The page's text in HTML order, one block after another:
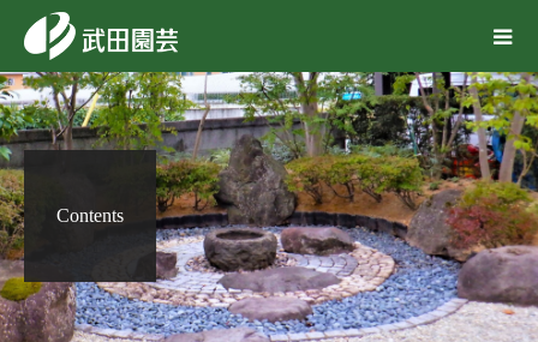
Contents